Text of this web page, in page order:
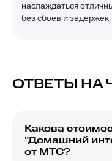
наслаждаться
без сбоев и задержек.
ОТВЕТЫ НА
Какова
"Домашний
от МТС?